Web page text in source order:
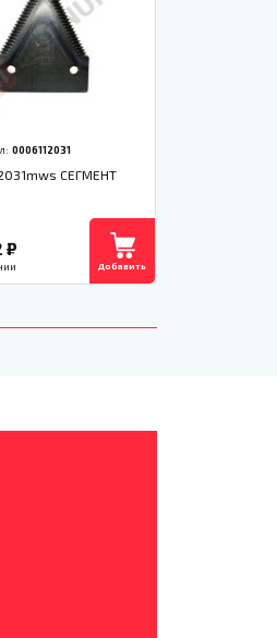
0006112031
СЕГМЕНТ
₽
Добавить